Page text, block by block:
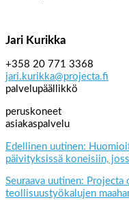
Jari Kurikka
+358 20 771 3368
jari.kurikka@projecta.fi
palvelupäällikkö
peruskoneet
asiakaspalvelu
Edellinen uutinen:
päivityksissä koneisiin,
Seuraava uutinen:
teollisuustyökalujen